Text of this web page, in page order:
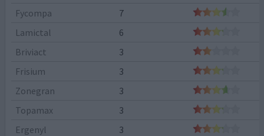
Fycompa
7
Lamictal
6
Briviact
3
Frisium
3
Zonegran
3
Topamax
3
Ergenyl
3